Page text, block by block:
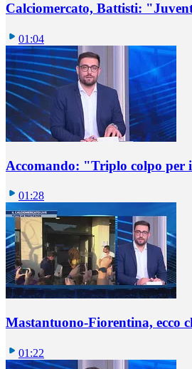
Calciomercato, Battisti:
01:04
Accomando: "Triplo colpo per
01:28
Mastantuono-Fiorentina, ecco
01:22